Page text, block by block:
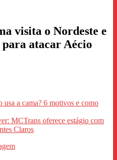
visita o Nordeste e
atacar Aécio
usa a cama? 6 motivos e como
MCTrans oferece estágio com
Claros